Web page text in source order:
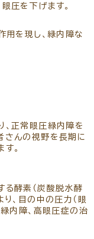
圧を下げます。
を現し、緑内障な
正常眼圧緑内障を
さんの視野を長期に
。
酵素（炭酸脱水酵
、目の中の圧力（眼
緑内障、高眼圧症の治